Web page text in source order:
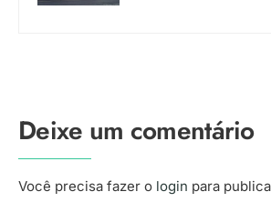
Deixe um comentário
Você precisa fazer o login para